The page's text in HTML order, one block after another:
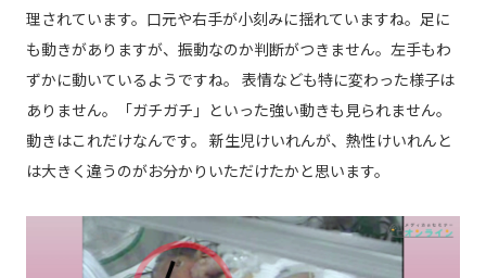
理されています。口元や右手が小刻みに揺れていますね。足に
も動きがありますが、振動なのか判断がつきません。左手もわ
ずかに動いているようですね。 表情なども特に変わった様子は
ありません。「ガチガチ」といった強い動きも見られません。
動きはこれだけなんです。 新生児けいれんが、熱性けいれんと
は大きく違うのがお分かりいただけたかと思います。